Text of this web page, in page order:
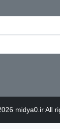
midya0.ir All